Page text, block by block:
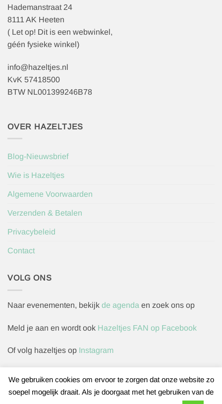
Hademanstraat 24
8111 AK Heeten
( Let op! Dit is een webwinkel,
géén fysieke winkel)
info@hazeltjes.nl
KvK 57418500
BTW NL001399246B78
OVER HAZELTJES
Blog-Nieuwsbrief
Wie is Hazeltjes
Algemene Voorwaarden
Verzenden & Betalen
Privacybeleid
Contact
VOLG ONS
Naar evenementen, bekijk de agenda en zoek ons op
Meld je aan en wordt ook Hazeltjes FAN op Facebook
Of volg hazeltjes op Instagram
Herroepingsverzoek indienen
We gebruiken cookies om ervoor te zorgen dat onze website zo
soepel mogelijk draait. Als je doorgaat met het gebruiken van de